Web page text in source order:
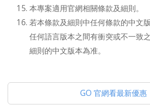
本專案適用官網相關條款及細則。
若本條款及細則中任何條款的中文
任何語言版本之間有衝突或不一致
細則的中文版本為准。
GO 官網看最新優惠